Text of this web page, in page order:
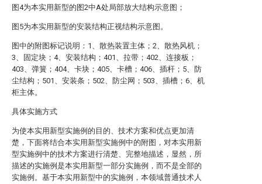
图4为本实用新型的图2中A处局部放大结构示意图；
图5为本实用新型的安装结构正视结构示意图。
图中的附图标记说明：1、散热装置主体；2、散热风机；
3、固定块；4、安装结构；401、拉带；402、连接板；
403、弹簧；404、卡块；405、卡槽；406、插杆；5、防
尘结构；501、安装条；502、防尘网；503、插槽；6、机
柜主体。
具体实施方式
为使本实用新型实施例的目的、技术方案和优点更加清
楚，下面将结合本实用新型实施例中的附图，对本实用新
型实施例中的技术方案进行清楚、完整地描述，显然，所
描述的实施例是本实用新型一部分实施例，而不是全部的
实施例。基于本实用新型中的实施例，本领域普通技术人